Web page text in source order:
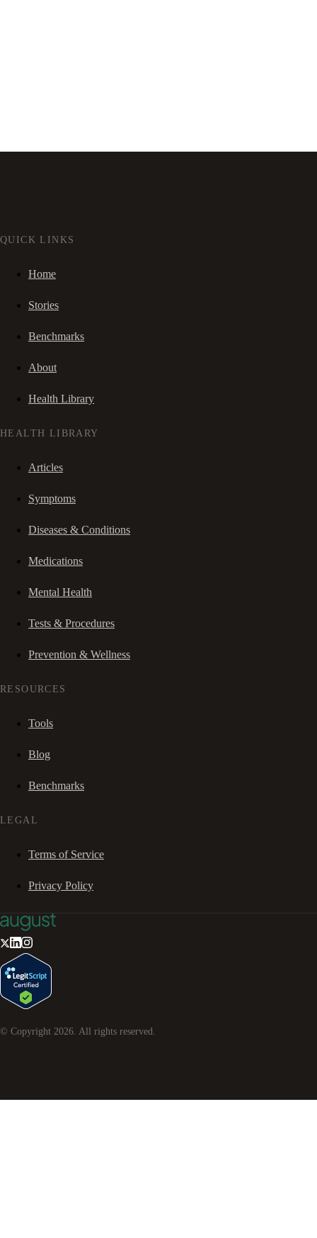
QUICK LINKS
Home
Stories
Benchmarks
About
Health Library
HEALTH LIBRARY
Articles
Symptoms
Diseases & Conditions
Medications
Mental Health
Tests & Procedures
Prevention & Wellness
RESOURCES
Tools
Blog
Benchmarks
LEGAL
Terms of Service
Privacy Policy
© Copyright 2026. All rights reserved.